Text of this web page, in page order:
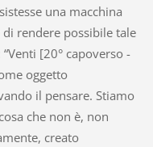
una macchina
rendere possibile tale
[20° capoverso -
oggetto
il pensare. Stiamo
che non è, non
creato